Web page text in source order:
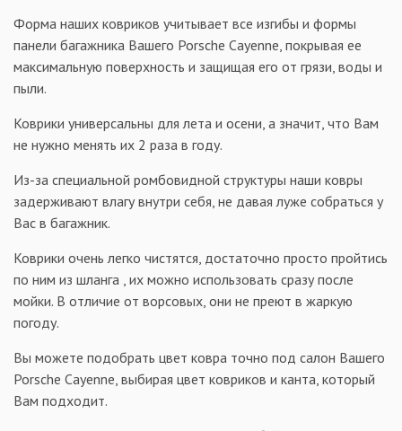
Форма наших ковриков учитывает все изгибы и формы
панели багажника Вашего Porsche Cayenne, покрывая ее
максимальную поверхность и защищая его от грязи, воды и
пыли.
Коврики универсальны для лета и осени, а значит, что Вам
не нужно менять их 2 раза в году.
Из-за специальной ромбовидной структуры наши ковры
задерживают влагу внутри себя, не давая луже собраться у
Вас в багажник.
Коврики очень легко чистятся, достаточно просто пройтись
по ним из шланга , их можно использовать сразу после
мойки. В отличие от ворсовых, они не преют в жаркую
погоду.
Вы можете подобрать цвет ковра точно под салон Вашего
Porsche Cayenne, выбирая цвет ковриков и канта, который
Вам подходит.